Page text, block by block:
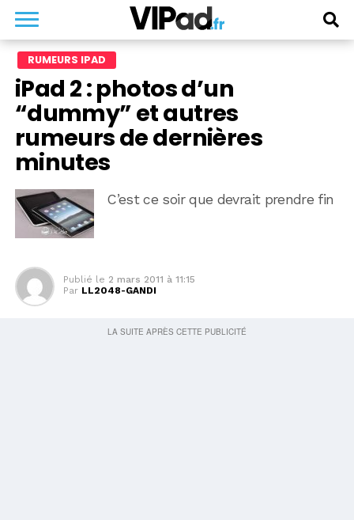
RUMEURS IPAD
iPad 2 : photos d’un
“dummy” et autres
rumeurs de dernières
minutes
C’est ce soir que devrait prendre fin
Publié le 2 mars 2011 à 11:15
Par LL2048-GANDI